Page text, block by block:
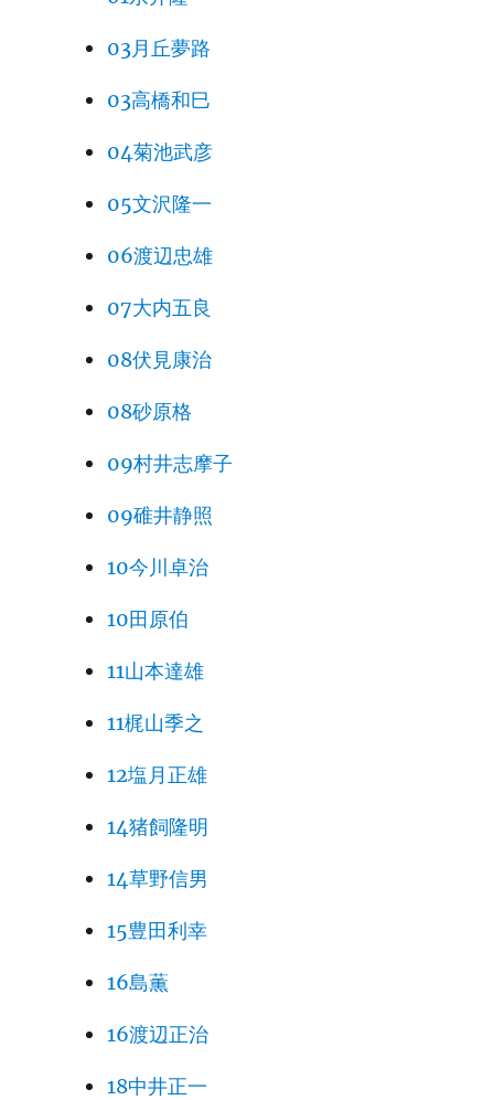
03月丘夢路
03高橋和巳
04菊池武彦
05文沢隆一
06渡辺忠雄
07大内五良
08伏見康治
08砂原格
09村井志摩子
09碓井静照
10今川卓治
10田原伯
11山本達雄
11梶山季之
12塩月正雄
14猪飼隆明
14草野信男
15豊田利幸
16島薫
16渡辺正治
18中井正一